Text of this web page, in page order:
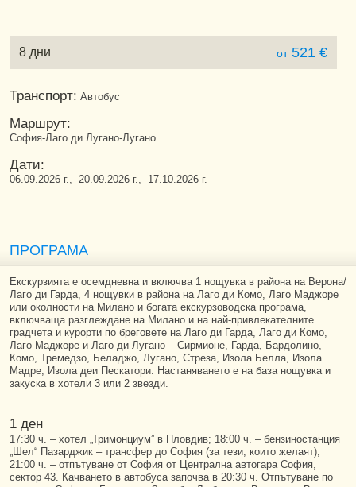
8 дни от521 €
Транспорт: Автобус
Маршрут:
София-Лаго ди Лугано-Лугано
Дати:
06.09.2026 г., 20.09.2026 г., 17.10.2026 г.
ПРОГРАМА
Екскурзията е осемдневна и включва 1 нощувка в района на Верона/
Лаго ди Гарда, 4 нощувки в района на Лаго ди Комо, Лаго Маджоре
или околности на Милано и богата екскурзоводска програма,
включваща разглеждане на Милано и на най-привлекателните
градчета и курорти по бреговете на Лаго ди Гарда, Лаго ди Комо,
Лаго Маджоре и Лаго ди Лугано – Сирмионе, Гарда, Бардолино,
Комо, Тремедзо, Беладжо, Лугано, Стреза, Изола Белла, Изола
Мадре, Изола деи Пескатори. Настаняването е на база нощувка и
закуска в хотели 3 или 2 звезди.
1 ден
17:30 ч. – хотел „Тримонциум” в Пловдив; 18:00 ч. – бензиностанция
„Шел“ Пазарджик – трансфер до София (за тези, които желаят);
21:00 ч. – отпътуване от София от Централна автогара София,
сектор 43. Качването в автобуса започва в 20:30 ч. Отпътуване по